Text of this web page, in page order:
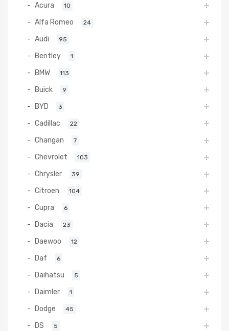
Acura 10
Alfa Romeo 24
Audi 95
Bentley 1
BMW 113
Buick 9
BYD 3
Cadillac 22
Changan 7
Chevrolet 103
Chrysler 39
Citroen 104
Cupra 6
Dacia 23
Daewoo 12
Daf 6
Daihatsu 5
Daimler 1
Dodge 45
DS 5